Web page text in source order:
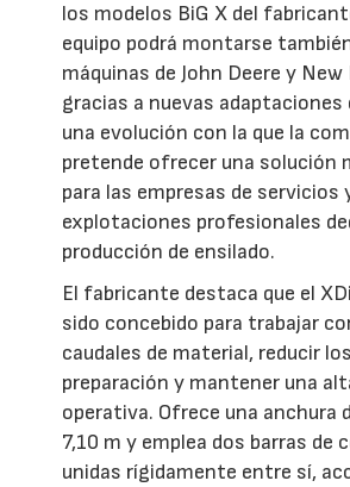
los modelos BiG X del
equipo podrá montarse
máquinas de John Deere y New
gracias a nuevas adaptaciones
una evolución con la que la
pretende ofrecer una solución
para las empresas de servicios
explotaciones profesionales
producción de ensilado.
El fabricante destaca que el
sido concebido para trabajar
caudales de material, reducir
preparación y mantener una
operativa. Ofrece una anchura
7,10 m y emplea dos barras de
unidas rígidamente entre sí,